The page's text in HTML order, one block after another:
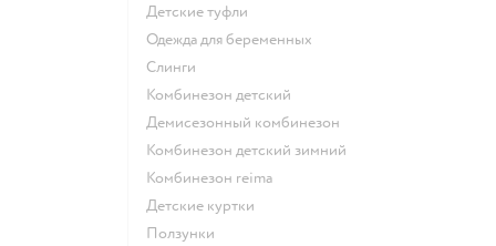
Детские туфли
Одежда для беременных
Слинги
Комбинезон детский
Демисезонный комбинезон
Комбинезон детский зимний
Комбинезон reima
Детские куртки
Ползунки